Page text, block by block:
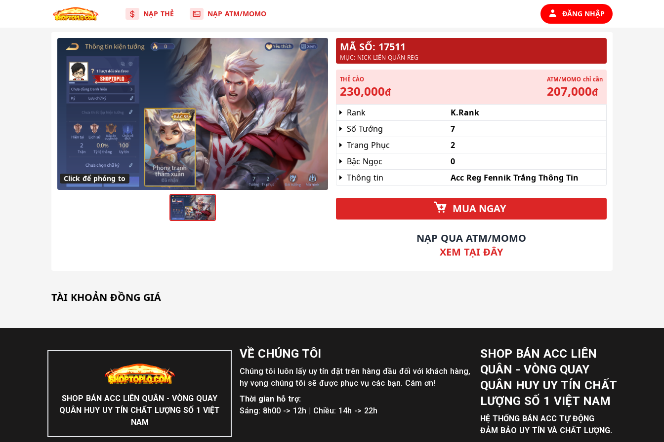
NẠP THẺ NẠP ATM/MOMO ĐĂNG NHẬP
Click để phóng to
MÃ SỐ: 17511
MỤC: NICK LIÊN QUÂN REG
THẺ CÀO
230,000đ
ATM/MOMO chỉ cần
207,000đ
Rank
K.Rank
Số Tướng
7
Trang Phục
2
Bậc Ngọc
0
Thông tin
Acc Reg Fennik Trắng Thông Tin
MUA NGAY
NẠP QUA ATM/MOMO
XEM TẠI ĐÂY
TÀI KHOẢN ĐỒNG GIÁ
SHOP BÁN ACC LIÊN QUÂN - VÒNG QUAY
QUÂN HUY UY TÍN CHẤT LƯỢNG SỐ 1 VIỆT
NAM
VỀ CHÚNG TÔI
Chúng tôi luôn lấy uy tín đặt trên hàng đầu đối với khách hàng,
hy vọng chúng tôi sẽ được phục vụ các bạn. Cám ơn!
Thời gian hỗ trợ:
Sáng: 8h00 -> 12h | Chiều: 14h -> 22h
SHOP BÁN ACC LIÊN
QUÂN - VÒNG QUAY
QUÂN HUY UY TÍN CHẤT
LƯỢNG SỐ 1 VIỆT NAM
HỆ THỐNG BÁN ACC TỰ ĐỘNG
ĐẢM BẢO UY TÍN VÀ CHẤT LƯỢNG.